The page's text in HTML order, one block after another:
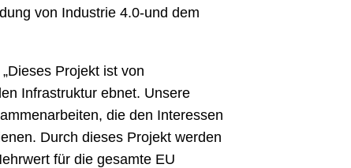
von Industrie 4.0-und dem
Projekt ist von
Infrastruktur ebnet. Unsere
die den Interessen
Durch dieses Projekt werden
für die gesamte EU